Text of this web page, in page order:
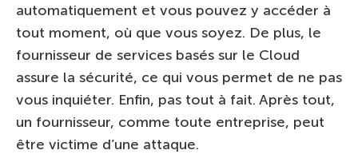
automatiquement et vous pouvez y accéder à
tout moment, où que vous soyez. De plus, le
fournisseur de services basés sur le Cloud
assure la sécurité, ce qui vous permet de ne pas
vous inquiéter. Enfin, pas tout à fait. Après tout,
un fournisseur, comme toute entreprise, peut
être victime d’une attaque.